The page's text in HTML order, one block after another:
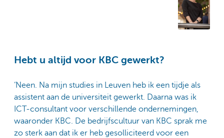
Hebt u altijd voor KBC gewerkt?
‘Neen. Na mijn studies in Leuven heb ik een tijdje als
assistent aan de universiteit gewerkt. Daarna was ik
ICT-consultant voor verschillende ondernemingen,
waaronder KBC. De bedrijfscultuur van KBC sprak me
zo sterk aan dat ik er heb gesolliciteerd voor een